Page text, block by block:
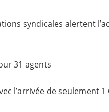
syndicales alertent
31 agents
l’arrivée de seulement